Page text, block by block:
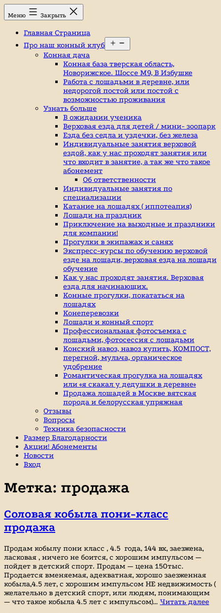
Перейти
к
Конный
клуб,
Ромашково,
лошади,
индивидуальные
Меню Закрыть
Главная Страница
Про наш конный клуб
меню
Конная дача
Конная база тверская область,
Новорижское. Шоссе М9, В Избушке
Работа с лошадьми в деревне, или
недорогой постой или постой с
возможностью проживания
Узнать больше
В ожидании ученика
Верховая езда для детей / мини- зоопарк
Езда без седла и уздечки, без железа
Индивидуальные занятия верховой
ездой, как у нас проходят занятия или
что входит в занятие, а так же что такое
абонемент
Об ответственности
Индивидуальные занятия по
специализации
Катание на лошадях ( иппотеапия)
Лошади на праздник
Приключение на выходные и праздники
для компании!
Прогулки в экипажах и санях
Экспресс-курсы по обучению верховой
езде на лошади, верховая езда на лошади
обучение
Как у нас проходят занятия. Верховая
езда для начинающих.
Конные прогулки, покататься на
лошадях
Конеперевозки
Лошади и конный спорт
Профессиональная фотосъемка с
лошадьми, фотосессия с лошадьми
Конский навоз, навоз купить, КОМПОСТ,
перегной, мульча, органическое
удобрение
Романтическая прогулка на лошадях
или «я скакал у дедушки в деревне»
Продажа лошадей в Москве вятская
порода и белорусская упряжная
Отзывы
Вопросы
Техника безопасности
Размер Благодарности
Акции! Абонементы
Новости
Вход
Метка: продажа
Соловая кобыла пони-класс
продажа
Продам кобылу пони класс , 4.5 года, 144 вх, заезжена,
ласковая , ничего не боится, с хорошим импульсом —
пойдет в детский спорт. Продам — цена 150тыс.
Продается вменяемая, адекватная, хорошо заезженная
кобыла,4.5 лет, с хорошим импульсом НЕ недвижимость (
желательно в детский спорт, или людям, понимающим
— что такое кобыла 4.5 лет с импульсом)… Читать далее